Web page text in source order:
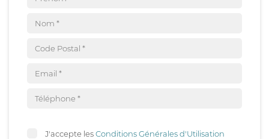
J'accepte lesConditions Générales d'Utilisation